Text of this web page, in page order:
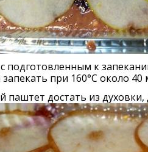
подготовленным к
запекать при 160°С около 40
паштет достать из духовки,